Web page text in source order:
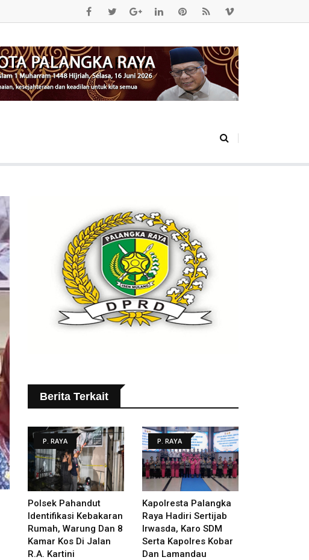
Berita Terkait
P. RAYA
Polsek Pahandut
Identifikasi Kebakaran
Rumah, Warung Dan 8
Kamar Kos Di Jalan
R.A. Kartini
P. RAYA
Kapolresta Palangka
Raya Hadiri Sertijab
Irwasda, Karo SDM
Serta Kapolres Kobar
Dan Lamandau